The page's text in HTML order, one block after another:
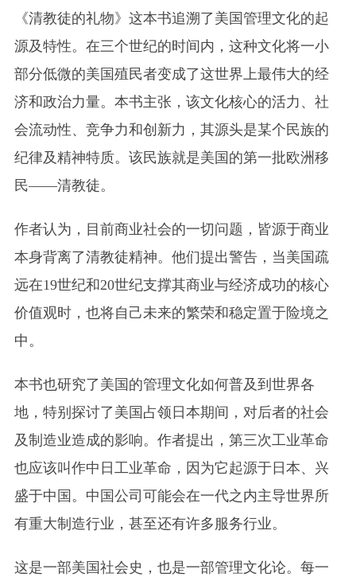
《清教徒的礼物》这本书追溯了美国管理文化的起
源及特性。在三个世纪的时间内，这种文化将一小
部分低微的美国殖民者变成了这世界上最伟大的经
济和政治力量。本书主张，该文化核心的活力、社
会流动性、竞争力和创新力，其源头是某个民族的
纪律及精神特质。该民族就是美国的第一批欧洲移
民——清教徒。
作者认为，目前商业社会的一切问题，皆源于商业
本身背离了清教徒精神。他们提出警告，当美国疏
远在19世纪和20世纪支撑其商业与经济成功的核心
价值观时，也将自己未来的繁荣和稳定置于险境之
中。
本书也研究了美国的管理文化如何普及到世界各
地，特别探讨了美国占领日本期间，对后者的社会
及制造业造成的影响。作者提出，第三次工业革命
也应该叫作中日工业革命，因为它起源于日本、兴
盛于中国。中国公司可能会在一代之内主导世界所
有重大制造行业，甚至还有许多服务行业。
这是一部美国社会史，也是一部管理文化论。每一